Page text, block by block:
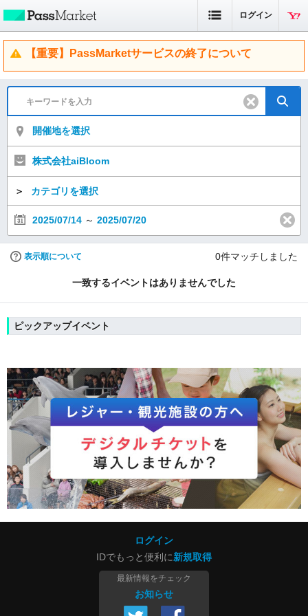
ログイン
【重要】PassMarketサービスの終了について
開催地を選択
株式会社aiBloom
＞ カテゴリを選択
2025/07/14 ～ 2025/07/20
表示順について 0件マッチしました
一致するイベントはありませんでした
ピックアップイベント
ログイン
IDでもっと便利に新規取得
最新情報をチェック
お知らせ